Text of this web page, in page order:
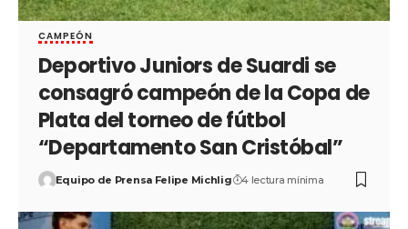
CAMPEÓN
Deportivo Juniors de Suardi se
consagró campeón de la Copa de
Plata del torneo de fútbol
“Departamento San Cristóbal”
Equipo de Prensa Felipe Michlig 4 lectura mínima